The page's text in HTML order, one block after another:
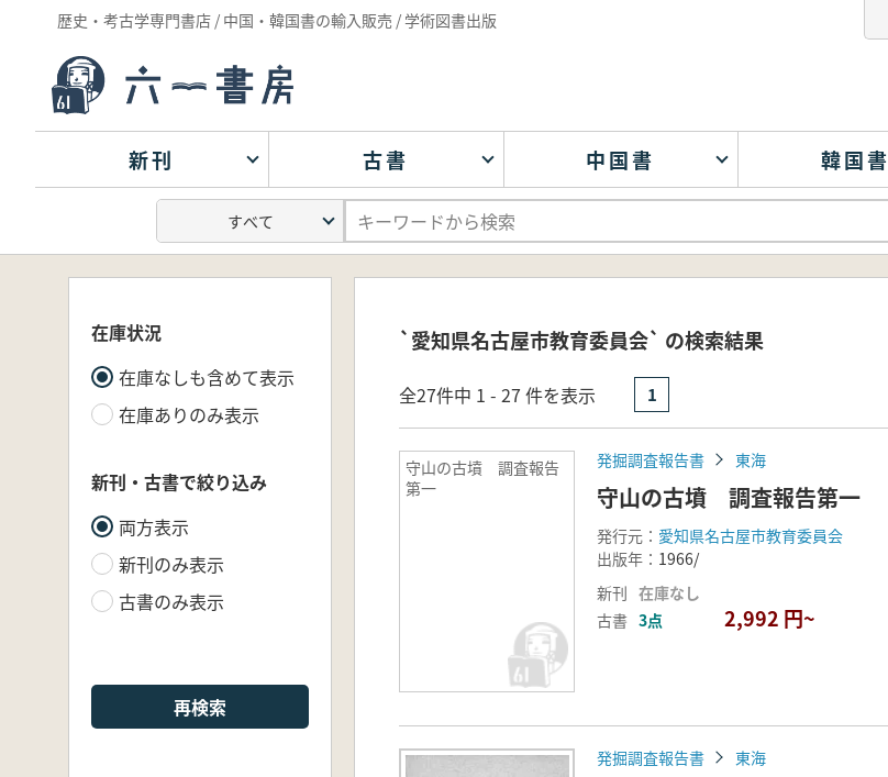
歴史・考古学専門書店 / 中国・韓国書の輸入販売 / 学術図書出版
新刊 古書 中国書 韓国書
在庫状況
在庫なしも含めて表示
在庫ありのみ表示
新刊・古書で絞り込み
両方表示
新刊のみ表示
古書のみ表示
再検索
`愛知県名古屋市教育委員会` の検索結果
全27件中 1 - 27 件を表示 1
守山の古墳 調査報告
第一
発掘調査報告書 東海
守山の古墳 調査報告第一
発行元： 愛知県名古屋市教育委員会
出版年： 1966/
新刊 在庫なし
古書 3点 2,992 円~
発掘調査報告書 東海